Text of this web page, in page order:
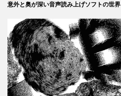
意外と奥が深い音声読み上げソフトの世界